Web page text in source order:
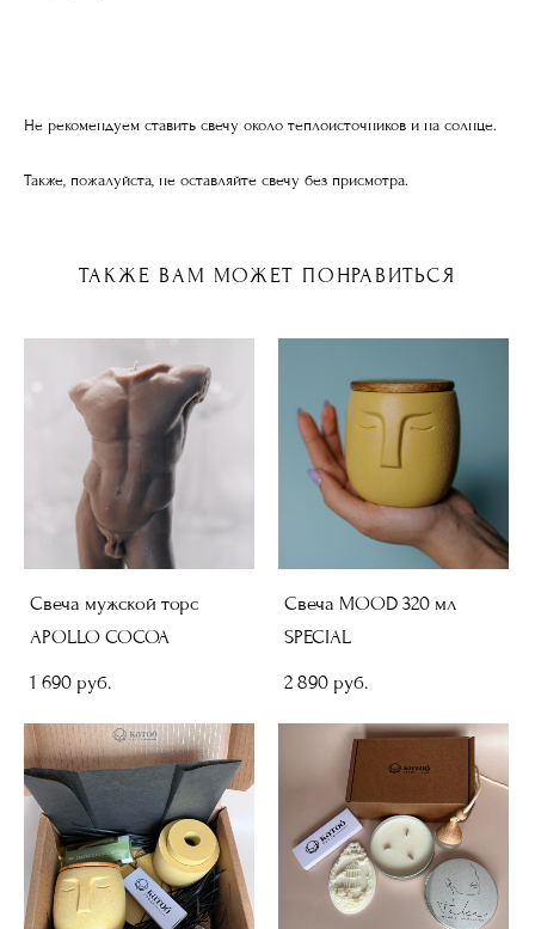
Не рекомендуем ставить свечу около теплоисточников и на солнце.
Также, пожалуйста, не оставляйте свечу без присмотра.
ТАКЖЕ ВАМ МОЖЕТ ПОНРАВИТЬСЯ
Свеча мужской торс
APOLLO COCOA
1 690 pуб.
Свеча MOOD 320 мл
SPECIAL
2 890 pуб.